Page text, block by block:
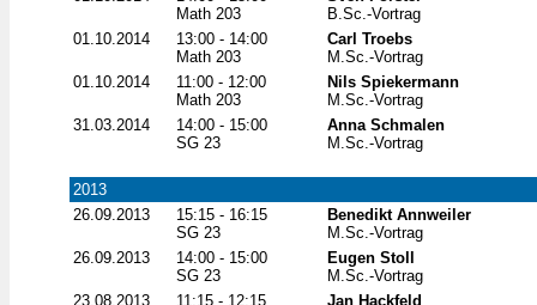
Math 203
B.Sc.-Vortrag
01.10.2014
13:00 - 14:00
Math 203
Carl Troebs
M.Sc.-Vortrag
01.10.2014
11:00 - 12:00
Math 203
Nils Spiekermann
M.Sc.-Vortrag
31.03.2014
14:00 - 15:00
SG 23
Anna Schmalen
M.Sc.-Vortrag
2013
26.09.2013
15:15 - 16:15
SG 23
Benedikt Annweiler
M.Sc.-Vortrag
26.09.2013
14:00 - 15:00
SG 23
Eugen Stoll
M.Sc.-Vortrag
23.08.2013
11:15 - 12:15
Jan Hackfeld